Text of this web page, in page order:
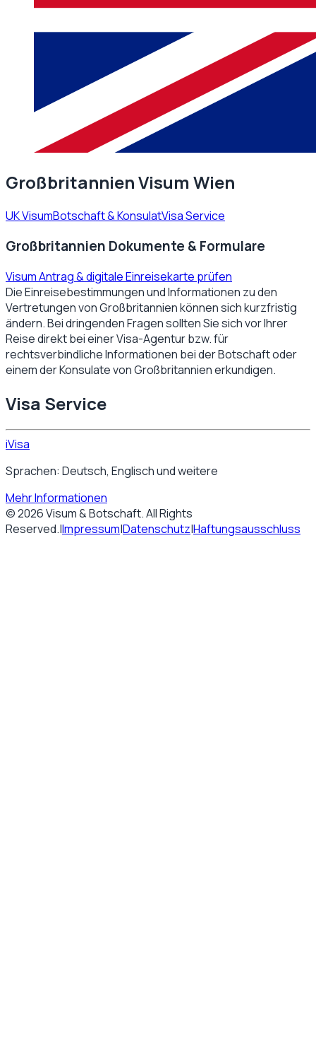
Großbritannien Visum Wien
UK VisumBotschaft & KonsulatVisa Service
Großbritannien Dokumente & Formulare
Visum Antrag & digitale Einreisekarte prüfen
Die Einreisebestimmungen und Informationen zu den
Vertretungen vonGroßbritannienkönnen sich kurzfristig
ändern. Bei dringenden Fragen sollten Sie sich vor Ihrer
Reise direkt bei einer Visa-Agentur bzw. für
rechtsverbindliche Informationen bei der Botschaft oder
einem der Konsulate vonGroßbritannienerkundigen.
Visa Service
iVisa
Sprachen: Deutsch, Englisch und weitere
Mehr Informationen
©2026Visum & Botschaft. All Rights
Reserved.|Impressum|Datenschutz|Haftungsausschluss